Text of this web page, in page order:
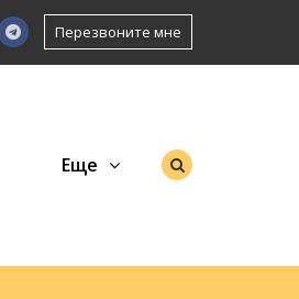
Перезвоните мне
Еще